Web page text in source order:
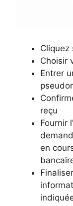
Cliquez
Choisir
Entrer
reçu
Fournir
en